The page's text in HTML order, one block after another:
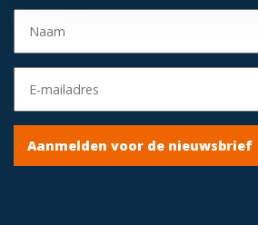
Aanmelden voor de nieuwsbrief